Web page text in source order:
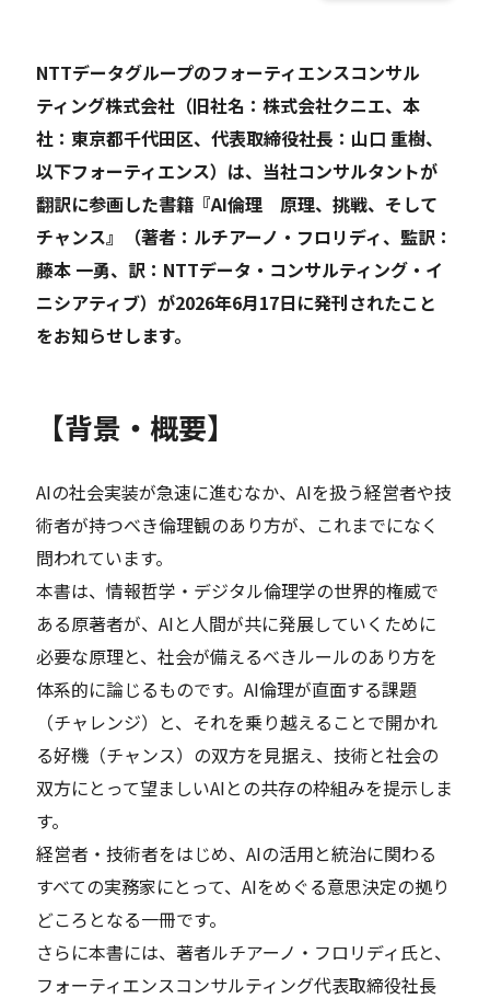
EN
JP
サイト内検索
Contact
NTTデータグループのフォーティエンスコンサル
ティング株式会社（旧社名：株式会社クニエ、本
社：東京都千代田区、代表取締役社長：山口 重樹、
以下フォーティエンス）は、当社コンサルタントが
翻訳に参画した書籍『AI倫理 原理、挑戦、そして
チャンス』（著者：ルチアーノ・フロリディ、監訳：
藤本 一勇、訳：NTTデータ・コンサルティング・イ
ニシアティブ）が2026年6月17日に発刊されたこと
をお知らせします。
【背景・概要】
AIの社会実装が急速に進むなか、AIを扱う経営者や技
術者が持つべき倫理観のあり方が、これまでになく
問われています。
本書は、情報哲学・デジタル倫理学の世界的権威で
ある原著者が、AIと人間が共に発展していくために
必要な原理と、社会が備えるべきルールのあり方を
体系的に論じるものです。AI倫理が直面する課題
（チャレンジ）と、それを乗り越えることで開かれ
る好機（チャンス）の双方を見据え、技術と社会の
双方にとって望ましいAIとの共存の枠組みを提示しま
す。
経営者・技術者をはじめ、AIの活用と統治に関わる
すべての実務家にとって、AIをめぐる意思決定の拠り
どころとなる一冊です。
さらに本書には、著者ルチアーノ・フロリディ氏と、
フォーティエンスコンサルティング代表取締役社長